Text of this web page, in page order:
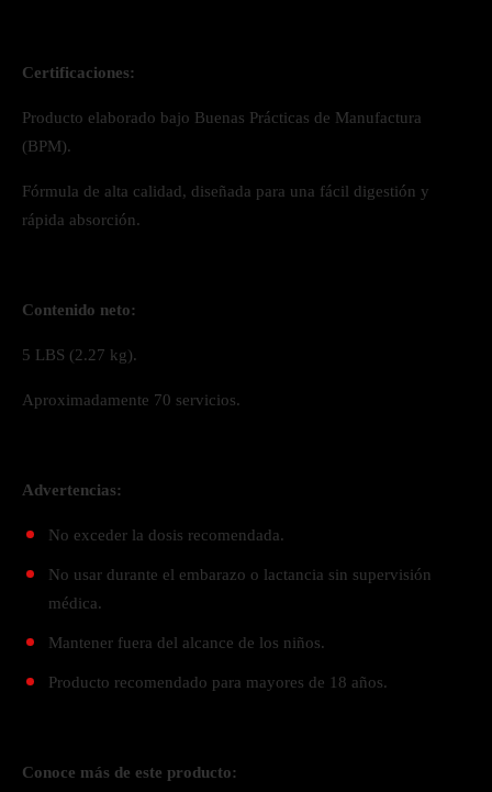
Certificaciones:
Producto elaborado bajo Buenas Prácticas de Manufactura
(BPM).
Fórmula de alta calidad, diseñada para una fácil digestión y
rápida absorción.
Contenido neto:
5 LBS (2.27 kg).
Aproximadamente 70 servicios.
Advertencias:
No exceder la dosis recomendada.
No usar durante el embarazo o lactancia sin supervisión
médica.
Mantener fuera del alcance de los niños.
Producto recomendado para mayores de 18 años.
Conoce más de este producto: